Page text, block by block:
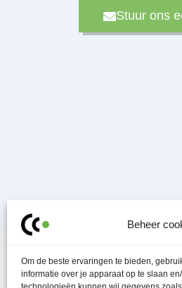
Beheer
Om de beste ervaringen te bieden,
informatie over je apparaat op te slaan
Stuur ons